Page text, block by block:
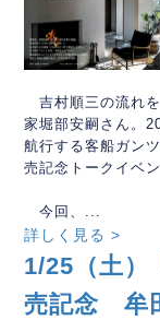
吉村順三の流れ
家堀部安嗣さん。
航行する客船ガン
売記念トークイベ
今回、...
詳しく見る >
1/25（土）
売記念 牟